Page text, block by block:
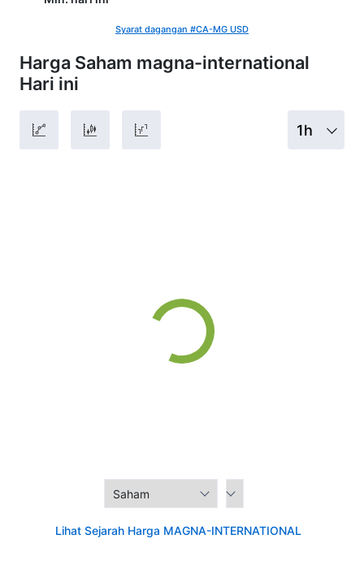
Harga Saham magna-international
Hari ini
1h
Lihat Sejarah Harga MAGNA-INTERNATIONAL
Syarat dagangan #CA-MG USD